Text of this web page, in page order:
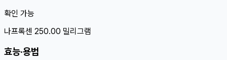
확인 가능
나프록센 250.00 밀리그램
효능·용법